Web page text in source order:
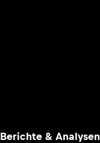
Berichte & Analysen